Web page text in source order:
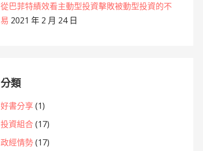
從巴菲特績效看主動型投資擊敗被動型投資的不
易 2021 年 2 月 24 日
分類
好書分享(1)
投資組合(17)
政經情勢(17)